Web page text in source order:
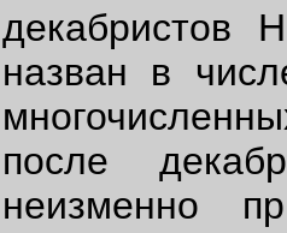
декабристов
назван в
после
неизменно